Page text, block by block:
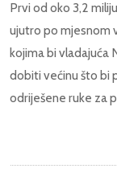
Prvi od oko 3,2
ujutro po mjesnom
kojima bi vladajuća
dobiti većinu što bi
odriješene ruke za